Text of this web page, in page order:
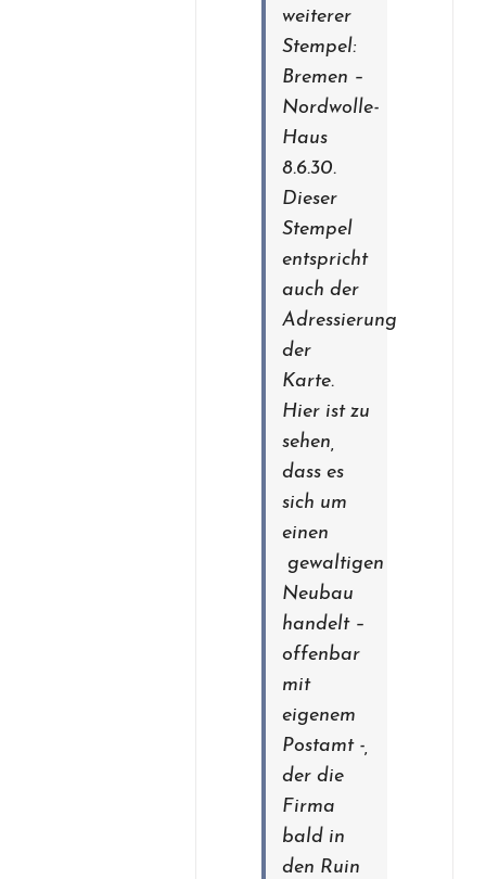
weiterer
Stempel:
Bremen –
Nordwolle-
Haus
8.6.30.
Dieser
Stempel
entspricht
auch der
Adressierung
der
Karte.
Hier ist zu
sehen,
dass es
sich um
einen
gewaltigen
Neubau
handelt –
offenbar
mit
eigenem
Postamt -,
der die
Firma
bald in
den Ruin